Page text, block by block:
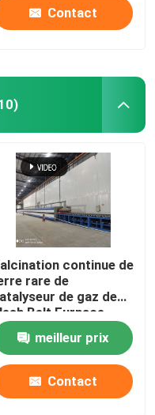
Contact
continue de
rare de
de gaz de
Belt Furnace
Natural
meilleur prix
Contact